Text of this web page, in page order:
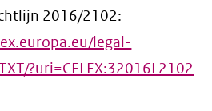
2016/2102:
legal-
?uri=CELEX:32016L2102